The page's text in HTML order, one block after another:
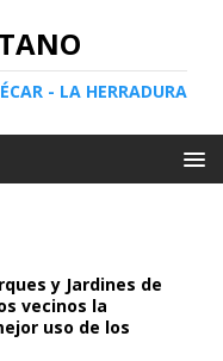
- LA HERRADURA
y Jardines de
vecinos la
uso de los